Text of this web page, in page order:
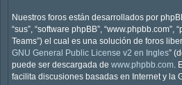
Nuestros foros están desarrollados por
“sus”, “software phpBB”, “www.phpbb.com”,
Teams”) el cual es una solución de foros
GNU General Public License v2 en Ingles”
puede ser descargada de www.phpbb.com.
facilita discusiones basadas en Internet y la